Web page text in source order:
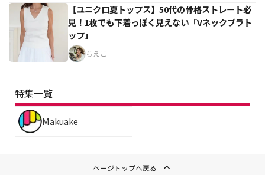
【ユニクロ夏トップス】50代の骨格ストレート必
見！1枚でも下着っぽく見えない「Vネックブラト
ップ」
ちえこ
特集一覧
Makuake
ページトップへ戻る